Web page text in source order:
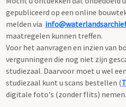
gepubliceerd op een online
melden via
maatregelen kunnen treffen.
Voor het aanvragen en inzien van
vergunningen die nog niet zijn
studiezaal. Daarvoor moet u wel een
studiezaal kunt u scans bestellen (
digitale foto's (zonder flits) nemen.